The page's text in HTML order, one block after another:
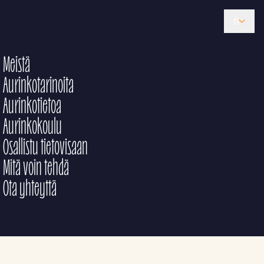
Meistä
Aurinkotarinoita
Aurinkotietoa
Aurinkokoulu
Osallistu tietovisaan
Mitä voin tehdä
Ota yhteyttä